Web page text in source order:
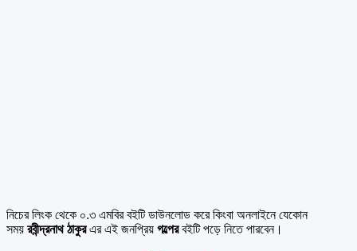
নিচের লিংক থেকে ০.৩ এমবির বইটি ডাউনলোড করে কিংবা অনলাইনে যেকোন
সময় রবীন্দ্রনাথ ঠাকুরএর এই জনপ্রিয় গল্পেরবইটি পড়ে নিতে পারবেন।